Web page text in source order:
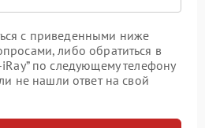
с приведенными ниже
либо обратиться в
по следующему телефону
не нашли ответ на свой